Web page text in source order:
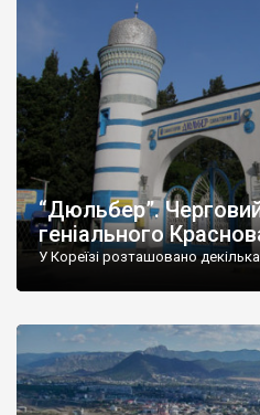
“Дюльбер”.
геніального
У Кореїзі розташовано